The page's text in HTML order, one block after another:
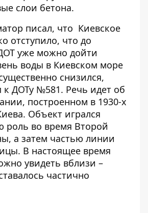
слои бетона.
писал, что Киевское
отступило, что до
уже можно дойти
воды в Киевском море
снизился,
к ДОТу №581. Речь идет об
построенном в 1930-х
Объект игрался
роль во время Второй
а затем частью линии
В настоящее время
увидеть вблизи –
частично